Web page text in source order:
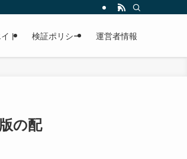
ト 検証ポリシー 運営者情報
の配